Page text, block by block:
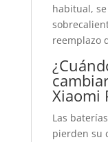
habitual,
reemplazo
Xiaomi
Las
pierden su